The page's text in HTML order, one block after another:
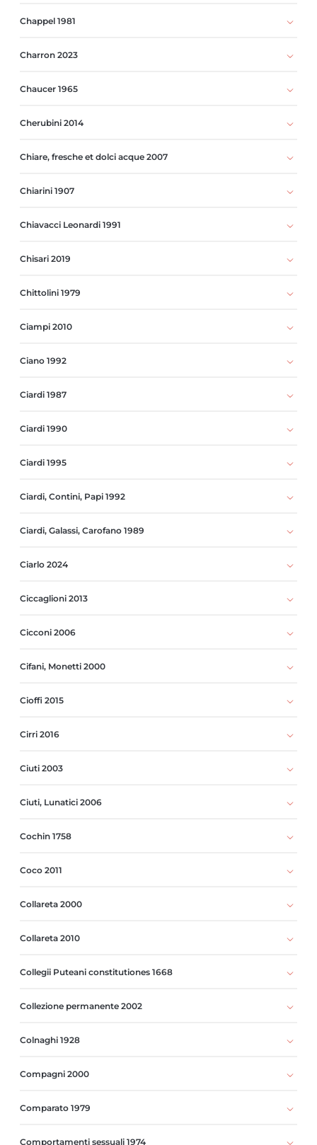
Chappel 1981
Charron 2023
Chaucer 1965
Cherubini 2014
Chiare, fresche et dolci acque 2007
Chiarini 1907
Chiavacci Leonardi 1991
Chisari 2019
Chittolini 1979
Ciampi 2010
Ciano 1992
Ciardi 1987
Ciardi 1990
Ciardi 1995
Ciardi, Contini, Papi 1992
Ciardi, Galassi, Carofano 1989
Ciarlo 2024
Ciccaglioni 2013
Cicconi 2006
Cifani, Monetti 2000
Cioffi 2015
Cirri 2016
Ciuti 2003
Ciuti, Lunatici 2006
Cochin 1758
Coco 2011
Collareta 2000
Collareta 2010
Collegii Puteani constitutiones 1668
Collezione permanente 2002
Colnaghi 1928
Compagni 2000
Comparato 1979
Comportamenti sessuali 1974